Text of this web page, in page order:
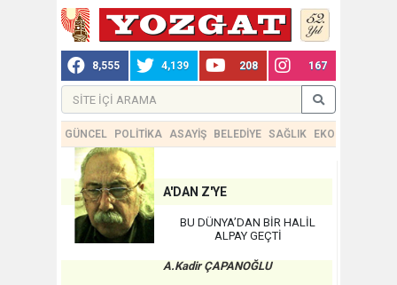
8,555 4,139 208 167
GÜNCEL POLİTİKA ASAYİŞ BELEDİYE SAĞLIK EKONOMİ
A'DAN Z'YE
BU DÜNYA’DAN BİR HALİL
ALPAY GEÇTİ
A.Kadir ÇAPANOĞLU